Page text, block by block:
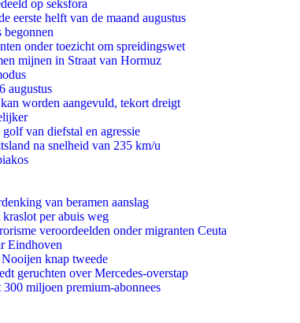
op seksfora
eerste helft van de maand augustus
onder toezicht om spreidingswet
mijnen in Straat van Hormuz
augustus
worden aangevuld, tekort dreigt
van diefstal en agressie
na snelheid van 235 km/u
van beramen aanslag
per abuis weg
veroordeelden onder migranten Ceuta
Eindhoven
knap tweede
geruchten over Mercedes-overstap
miljoen premium-abonnees